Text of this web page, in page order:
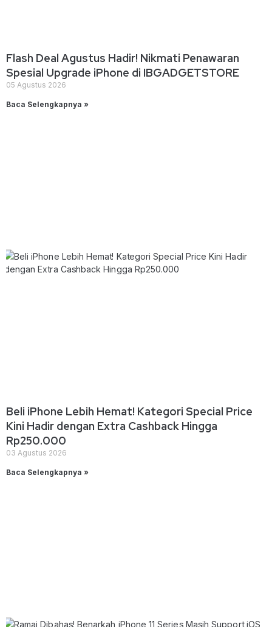
Flash Deal Agustus Hadir! Nikmati Penawaran
Spesial Upgrade iPhone di IBGADGETSTORE
05 Agustus 2026
Baca Selengkapnya »
Beli iPhone Lebih Hemat! Kategori Special Price
Kini Hadir dengan Extra Cashback Hingga
Rp250.000
03 Agustus 2026
Baca Selengkapnya »